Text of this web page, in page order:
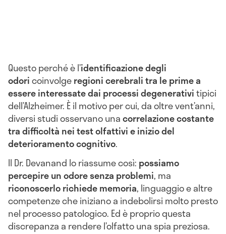
Questo perché è l’identificazione degli
odoricoinvolgeregioni cerebrali tra le prime a
essere interessate dai processi degenerativitipici
dell’Alzheimer. È il motivo per cui, da oltre vent’anni,
diversi studi osservano unacorrelazione costante
tra difficoltà nei test olfattivi e inizio del
deterioramento cognitivo.
Il Dr. Devanand lo riassume così: possiamo
percepire un odore senza problemi, ma
riconoscerlo richiede memoria, linguaggio e altre
competenze che iniziano a indebolirsi molto presto
nel processo patologico. Ed è proprio questa
discrepanza a rendere l’olfatto una spia preziosa.